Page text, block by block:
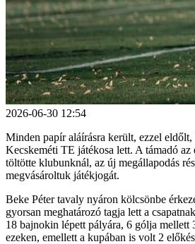
2026-06-30 12:54
Minden papír aláírásra került, ezzel eldőlt,
Kecskeméti TE játékosa lett. A támadó
töltötte klubunknál, az új megállapodás
megvásároltuk játékjogát.
Beke Péter tavaly nyáron kölcsönbe
gyorsan meghatározó tagja lett a
18 bajnokin lépett pályára, 6 gólja mellett
ezeken, emellett a kupában is volt 2